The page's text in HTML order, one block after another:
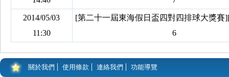
2014/05/03
11:30
[第二十一屆東海假日盃四對四排球大獎賽
6
關於我們 使用條款 連絡我們 功能導覽